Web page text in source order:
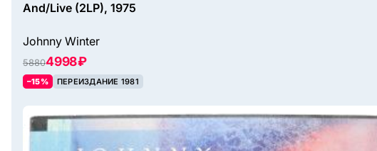
And/Live (2LP), 1975
Johnny Winter
58804998 ₽
–15% ПЕРЕИЗДАНИЕ 1981